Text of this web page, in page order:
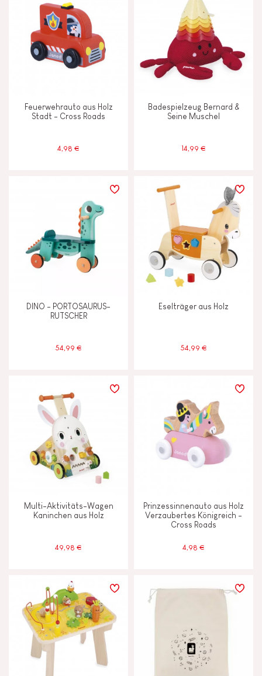
Motorik und Tastsinn
Tauschen und teilen
Farben auf Wasserbasis
Glocke oder Glöckchen
Magnetisch
Musik/Sound
ALTER
Feuerwehrauto aus Holz
Stadt - Cross Roads
4,98 €
Badespielzeug Bernard &
Seine Muschel
14,99 €
DINO - PORTOSAURUS-
RUTSCHER
54,99 €
Eselträger aus Holz
54,99 €
Multi-Aktivitäts-Wagen
Kaninchen aus Holz
49,98 €
Prinzessinnenauto aus Holz
Verzaubertes Königreich -
Cross Roads
4,98 €